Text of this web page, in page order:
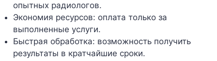
опытных радиологов.
Экономия ресурсов: оплата только за
выполненные услуги.
Быстрая обработка: возможность получить
результаты в кратчайшие сроки.